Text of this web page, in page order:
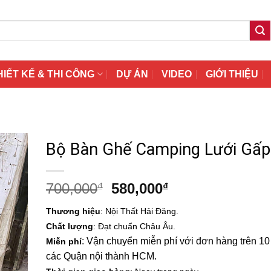
KẾ & THI CÔNG DỰ ÁN VIDEO GIỚI THIỆU
Bộ Bàn Ghế Camping Lưới
700,000₫
Giá
là:
700,000₫.
580,000₫Giá
tại
là:
580,000₫.
Thương hiệu: Nội Thất Hải Đăng.
Chất lượng: Đạt chuẩn Châu Âu.
Miễn phí: Vận chuyển miễn phí với đơn hàng trên 10
các Quận nội thành HCM.